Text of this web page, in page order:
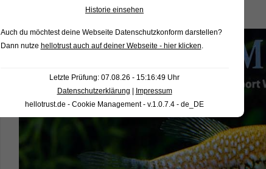
Zuchtform wirklich ihren Reiz hat.
Historie einsehen
Auch du möchtest deine Webseite Datenschutzkonform darstellen?
Dann nutze hellotrust auch auf deiner Webseite - hier klicken.
Letzte Prüfung: 07.08.26 - 15:16:49 Uhr
Datenschutzerklärung
Impressum
hellotrust.de - Cookie Management - v.1.0.7.4 - de_DE